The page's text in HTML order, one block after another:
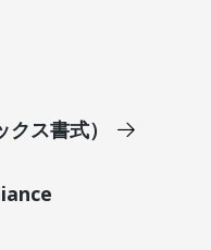
ス書式）